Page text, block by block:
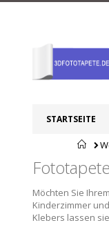
STARTSEITE
Möchten Sie
Kinderzimmer
Klebers lassen